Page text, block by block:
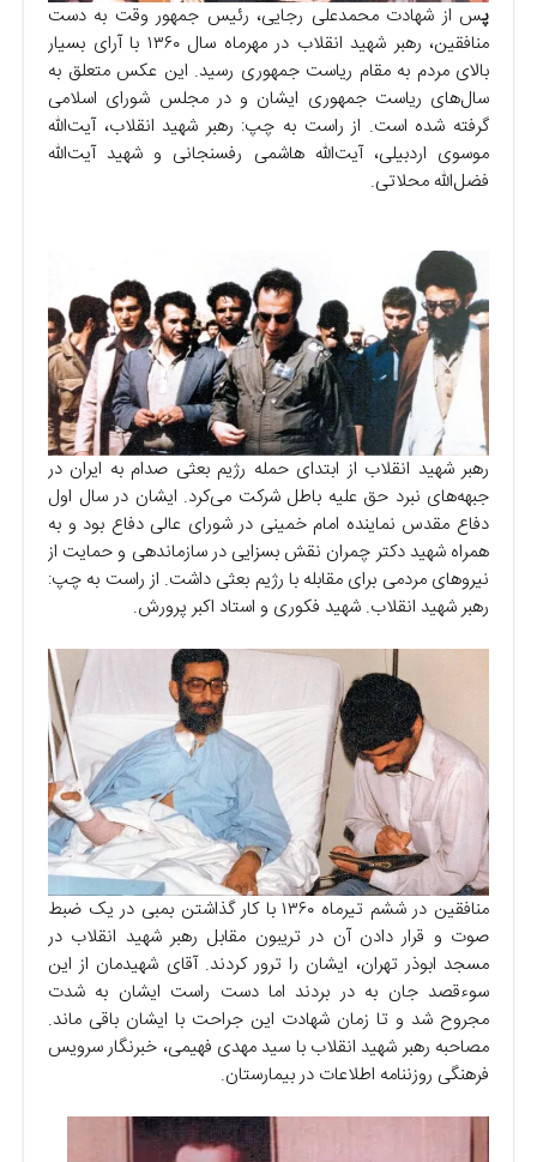
پس از شهادت محمدعلی رجایی، رئیس جمهور وقت به دست
منافقین، رهبر شهید انقلاب در مهرماه سال ۱۳۶۰ با آرای بسیار
بالای مردم به مقام ریاست جمهوری رسید. این عکس متعلق به
سال‌های ریاست جمهوری ایشان و در مجلس شورای اسلامی
گرفته شده است. از راست به چپ: رهبر شهید انقلاب، آیت‌الله
موسوی اردبیلی، آیت‌الله هاشمی رفسنجانی و شهید آیت‌الله
فضل‌الله محلاتی.
رهبر شهید انقلاب از ابتدای حمله رژیم بعثی صدام به ایران در
جبهه‌های نبرد حق علیه باطل شرکت می‌کرد. ایشان در سال اول
دفاع مقدس نماینده امام خمینی در شورای عالی دفاع بود و به
همراه شهید دکتر چمران نقش بسزایی در سازماندهی و حمایت از
نیروهای مردمی برای مقابله با رژیم بعثی داشت. از راست به چپ:
رهبر شهید انقلاب. شهید فکوری و استاد اکبر پرورش.
منافقین در ششم تیرماه ۱۳۶۰ با کار گذاشتن بمبی در یک ضبط
صوت و قرار دادن آن در تریبون مقابل رهبر شهید انقلاب در
مسجد ابوذر تهران، ایشان را ترور کردند. آقای شهیدمان از این
سوءقصد جان به در بردند اما دست راست ایشان به شدت
مجروح شد و تا زمان شهادت این جراحت با ایشان باقی ماند.
مصاحبه رهبر شهید انقلاب با سید مهدی فهیمی، خبرنگار سرویس
فرهنگی روزننامه اطلاعات در بیمارستان.